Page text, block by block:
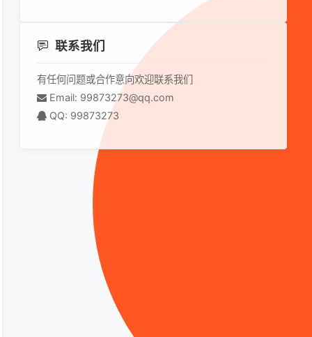
联系我们
有任何问题或合作意向欢迎联系我们
Email: 99873273@qq.com
QQ: 99873273